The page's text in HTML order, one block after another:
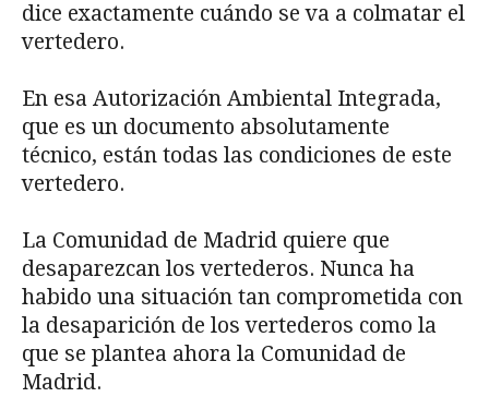
dice exactamente cuándo se va a colmatar el
vertedero.
En esa Autorización Ambiental Integrada,
que es un documento absolutamente
técnico, están todas las condiciones de este
vertedero.
La Comunidad de Madrid quiere que
desaparezcan los vertederos. Nunca ha
habido una situación tan comprometida con
la desaparición de los vertederos como la
que se plantea ahora la Comunidad de
Madrid.